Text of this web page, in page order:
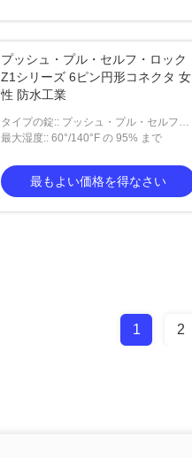
プッシュ・プル・セルフ・ロック
Z1シリーズ 6ピン円形コネクタ 女
性 防水工業
タイプの錠:: プッシュ・プル・セルフ・
ロック型
最大湿度:: 60°/140°F の 95% まで
最もよい価格を得なさい
1 2